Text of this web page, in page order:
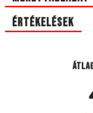
Értékelések